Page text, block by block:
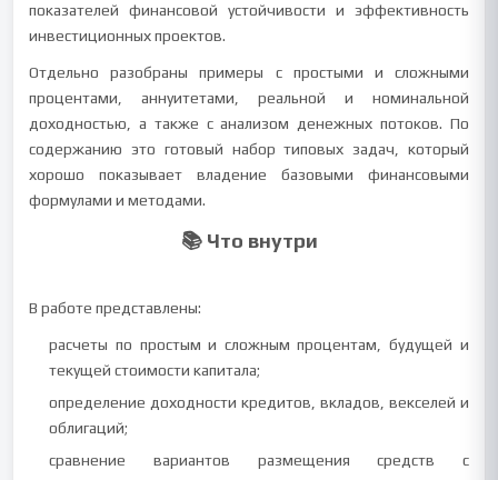
показателей финансовой устойчивости и эффективность
инвестиционных проектов.
Отдельно разобраны примеры с простыми и сложными
процентами, аннуитетами, реальной и номинальной
доходностью, а также с анализом денежных потоков. По
содержанию это готовый набор типовых задач, который
хорошо показывает владение базовыми финансовыми
формулами и методами.
📚 Что внутри
В работе представлены:
расчеты по простым и сложным процентам, будущей и
текущей стоимости капитала;
определение доходности кредитов, вкладов, векселей и
облигаций;
сравнение вариантов размещения средств с